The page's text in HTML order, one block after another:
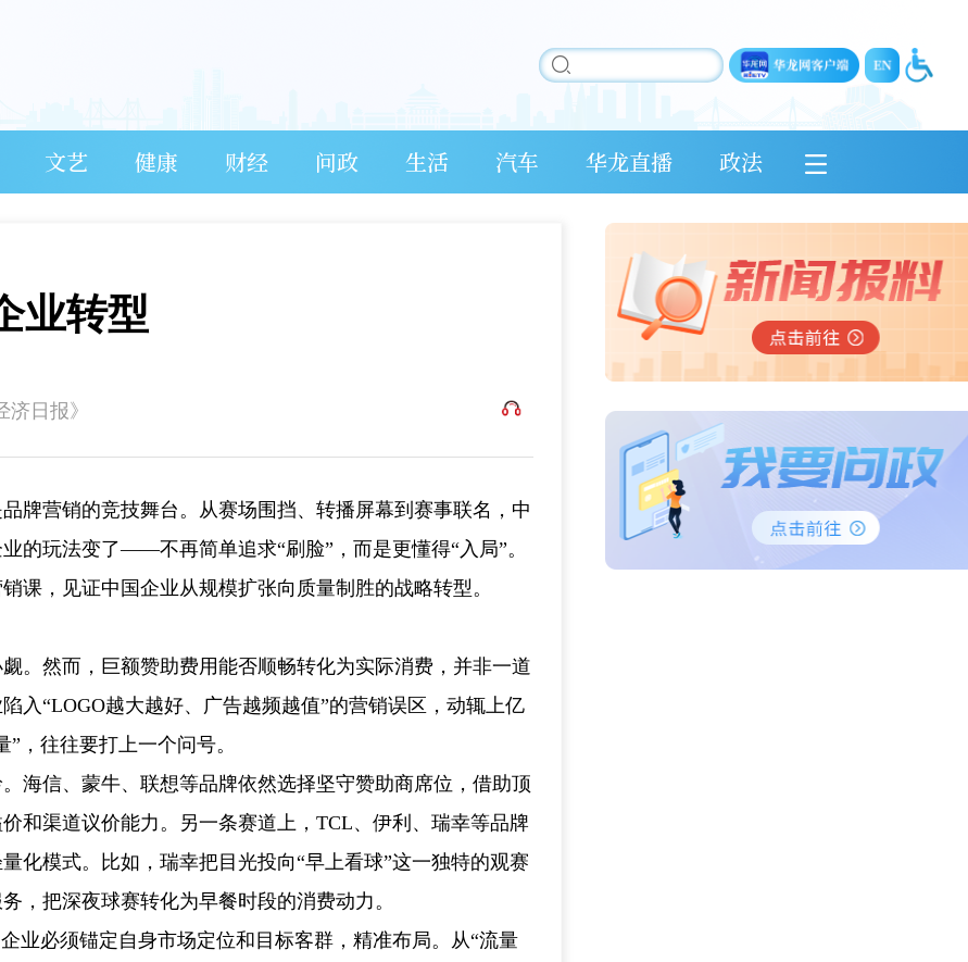
文艺 健康 财经 问政 生活 汽车 华龙直播 政法
业转型
日报》
牌营销的竞技舞台。从赛场围挡、转播屏幕到赛事联名，中
的玩法变了——不再简单追求“刷脸”，而是更懂得“入局”。
课，见证中国企业从规模扩张向质量制胜的战略转型。
。然而，巨额赞助费用能否顺畅转化为实际消费，并非一道
入“LOGO越大越好、广告越频越值”的营销误区，动辄上亿
，往往要打上一个问号。
海信、蒙牛、联想等品牌依然选择坚守赞助商席位，借助顶
和渠道议价能力。另一条赛道上，TCL、伊利、瑞幸等品牌
化模式。比如，瑞幸把目光投向“早上看球”这一独特的观赛
，把深夜球赛转化为早餐时段的消费动力。
业必须锚定自身市场定位和目标客群，精准布局。从“流量